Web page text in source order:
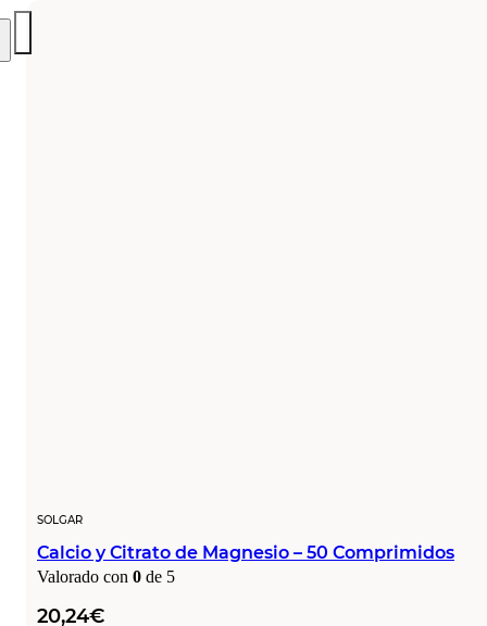
SOLGAR
Calcio y Citrato de Magnesio – 50 Comprimidos
Valorado con 0 de 5
20,24€